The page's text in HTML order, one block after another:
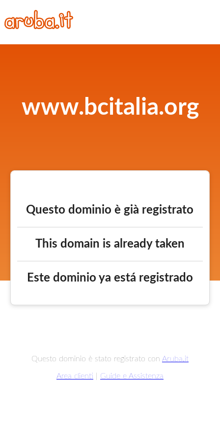
www.bcitalia.org
Questo dominio è già registrato
This domain is already taken
Este dominio ya está registrado
Questo dominio è stato registrato con Aruba.it
Area clienti Guide e Assistenza